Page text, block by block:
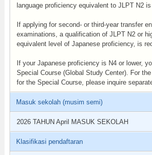
language proficiency equivalent to JLPT N2 is
If applying for second- or third-year transfer
examinations, a qualification of JLPT N2 or
equivalent level of Japanese proficiency, is
If your Japanese proficiency is N4 or lower,
Special Course (Global Study Center). For
for the Special Course, please inquire
Masuk sekolah (musim semi)
2026 TAHUN April MASUK SEKOLAH
Klasifikasi pendaftaran